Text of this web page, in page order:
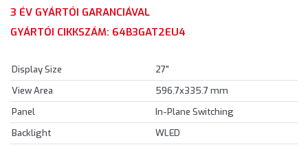
3 ÉV GYÁRTÓI GARANCIÁVAL
GYÁRTÓI CIKKSZÁM: 64B3GAT2EU4
Display Size
27"
View Area
596.7x335.7 mm
Panel
In-Plane Switching
Backlight
WLED